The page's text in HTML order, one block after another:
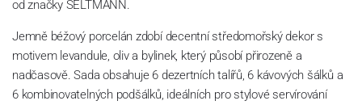
od značky SELTMANN.
Jemně béžový porcelán zdobí decentní středomořský dekor s
motivem levandule, oliv a bylinek, který působí přirozeně a
nadčasově. Sada obsahuje 6 dezertních talířů, 6 kávových šálků a
6 kombinovatelných podšálků, ideálních pro stylové servírování